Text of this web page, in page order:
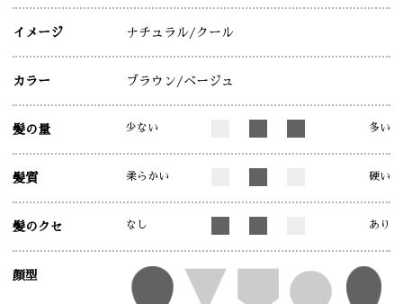
イメージ ナチュラル /クール
カラー ブラウン /ベージュ
髪の量 少ない 多い
髪質 柔らかい 硬い
髪のクセ なし あり
顔型